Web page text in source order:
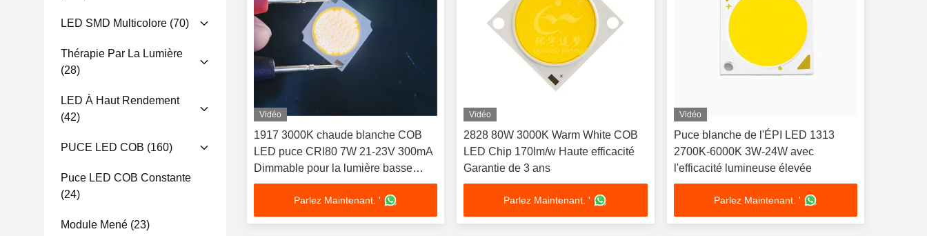
LED SMD Multicolore (70)
Thérapie Par La Lumière
(28)
LED À Haut Rendement
(42)
PUCE LED COB (160)
Puce LED COB Constante
(24)
Module Mené (23)
Vidéo
1917 3000K chaude blanche COB
LED puce CRI80 7W 21-23V 300mA
Dimmable pour la lumière basse
projecteur Éclairage pour la maison
Parlez Maintenant. '
Vidéo
2828 80W 3000K Warm White COB
LED Chip 170lm/w Haute efficacité
Garantie de 3 ans
Parlez Maintenant. '
Vidéo
Puce blanche de l'ÉPI LED 1313
2700K-6000K 3W-24W avec
l'efficacité lumineuse élevée
Parlez Maintenant. '